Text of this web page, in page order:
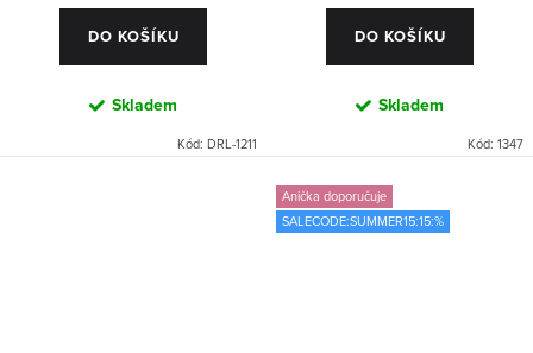
DO KOŠÍKU
Skladem
Kód: DRL-1211
DO KOŠÍKU
Skladem
Kód: 1347
Anička doporučuje
SALECODE:SUMMER15:15:%